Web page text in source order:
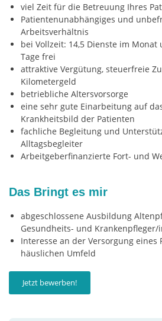
viel Zeit für die Betreuung Ihres
Patientenunabhängiges und
Arbeitsverhältnis
bei Vollzeit: 14,5 Dienste im
Tage frei
attraktive Vergütung, steuerfreie
Kilometergeld
betriebliche Altersvorsorge
eine sehr gute Einarbeitung auf
Krankheitsbild der Patienten
fachliche Begleitung und
Alltagsbegleiter
Arbeitgeberfinanzierte Fort- und
Das Bringt es mir
abgeschlossene Ausbildung
Gesundheits- und Krankenpfleger/
Interesse an der Versorgung eines
häuslichen Umfeld
Jetzt bewerben!